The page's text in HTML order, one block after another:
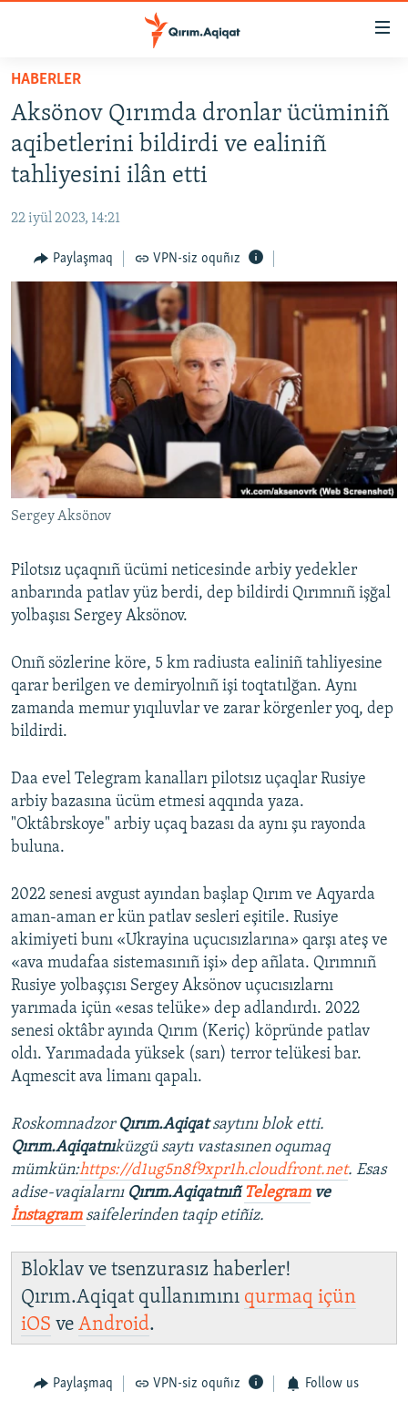
Esas
qaytmaq
Baş
navigatsiyağa
qaytmaq
Qıdıruvğa
qaytmaq
HABERLER
SİYASET
İQTİSADİYAT
MEDENİYET
İNSAN AQLARI
VİDEO
SÜRET
BLOGLAR
FİKİR
Русский
Українською
QOŞULIÑIZ!
RFE/RS bütün saytları
HABERLER
Aksönov Qırımda dronlar ücüminiñ
aqibetlerini bildirdi ve ealiniñ
tahliyesini ilân etti
22 iyül 2023, 14:21
Paylaşmaq VPN-siz oquñız
Sergey Aksönov
Pilotsız uçaqnıñ ücümi neticesinde arbiy yedekler
anbarında patlav yüz berdi, dep bildirdi Qırımnıñ işğal
yolbaşısı Sergey Aksönov.
Onıñ sözlerine köre, 5 km radiusta ealiniñ tahliyesine
qarar berilgen ve demiryolnıñ işi toqtatılğan. Aynı
zamanda memur yıqıluvlar ve zarar körgenler yoq, dep
bildirdi.
Daa evel Telegram kanalları pilotsız uçaqlar Rusiye
arbiy bazasına ücüm etmesi aqqında yaza.
"Oktâbrskoye" arbiy uçaq bazası da aynı şu rayonda
buluna.
2022 senesi avgust ayından başlap Qırım ve Aqyarda
aman-aman er kün patlav sesleri eşitile. Rusiye
akimiyeti bunı «Ukrayina uçucısızlarına» qarşı ateş ve
«ava mudafaa sistemasınıñ işi» dep añlata. Qırımnıñ
Rusiye yolbaşçısı Sergey Aksönov uçucısızlarnı
yarımada içün «esas telüke» dep adlandırdı. 2022
senesi oktâbr ayında Qırım (Keriç) köpründe patlav
oldı. Yarımadada yüksek (sarı) terror telükesi bar.
Aqmescit ava limanı qapalı.
Roskomnadzor Qırım.Aqiqatsaytını blok etti.
Qırım.Aqiqatnıküzgü saytı vastasınen oqumaq
mümkün:https://d1ug5n8f9xpr1h.cloudfront.net. Esas
adise-vaqialarnı Qırım.Aqiqatnıñ Telegramve
İnstagram saifelerinden taqip etiñiz.
Bloklav ve tsenzurasız haberler!
Qırım.Aqiqat qullanımını qurmaq içün
iOS ve Android.
Paylaşmaq VPN-siz oquñız Follow us